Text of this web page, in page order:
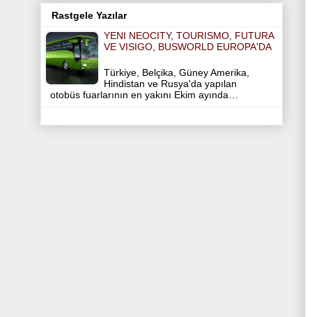
Rastgele Yazılar
YENI NEOCITY, TOURISMO, FUTURA
VE VISIGO, BUSWORLD EUROPA'DA
Türkiye, Belçika, Güney Amerika,
Hindistan ve Rusya'da yapılan
otobüs fuarlarının en yakını Ekim ayında…